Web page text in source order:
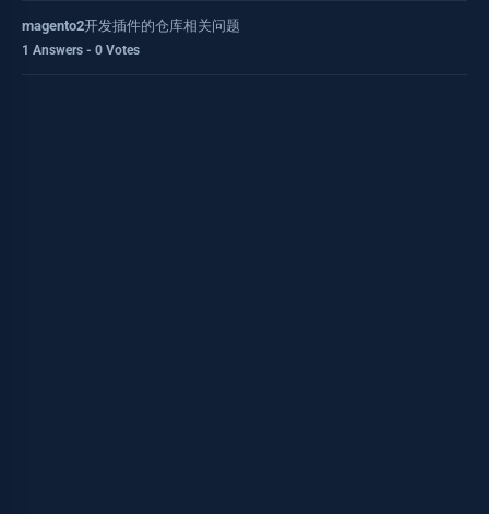
magento2开发插件的仓库相关问题
1 Answers - 0 Votes